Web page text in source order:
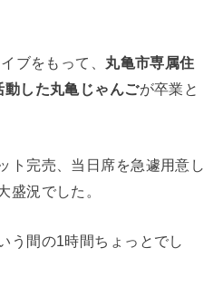
ブをもって、 丸亀市専属住
した丸亀じゃんごが卒業と
ト完売、当日席を急遽用意し
盛況でした。
う間の1時間ちょっとでし